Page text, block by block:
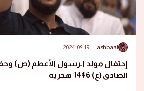
A
ashbaal
·
2024-09-19
إحتفال مولد الرسول الأعظم (ص)
الصادق (ع) 1446 هجرية